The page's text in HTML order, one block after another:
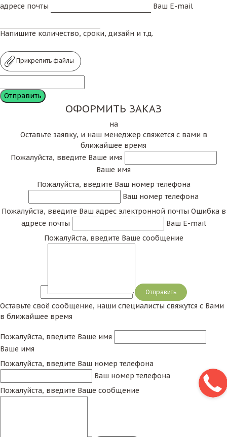
адресе почты
Ваш E-mail
Напишите количество, сроки, дизайн и т.д.
Прикрепить файлы
ОФОРМИТЬ ЗАКАЗ
на
Оставьте заявку, и наш менеджер свяжется с вами в
ближайшее время
Пожалуйста, введите Ваше имя
Ваше имя
Пожалуйста, введите Ваш номер телефона
Ваш номер телефона
Пожалуйста, введите Ваш адрес электронной почты Ошибка в
адресе почты
Ваш E-mail
Пожалуйста, введите Ваше сообщение
Сообщение
Оставьте своё сообщение, наши специалисты свяжутся с Вами
в ближайшее время
Пожалуйста, введите Ваше имя
Ваше имя
Пожалуйста, введите Ваш номер телефона
Ваш номер телефона
Пожалуйста, введите Ваше сообщение